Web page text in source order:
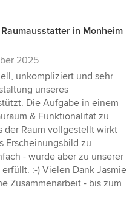
in Monheim
2025
unkompliziert und sehr
unseres
Die Aufgabe in einem
& Funktionalität zu
der Raum vollgestellt wirkt
Erscheinungsbild zu
- wurde aber zu unserer
:-) Vielen Dank Jasmie
Zusammenarbeit - bis zum